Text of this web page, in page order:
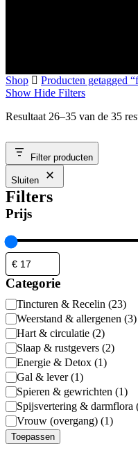
Shop Producten getagged
Show Hide Filters
Resultaat 26–35 van de 35
Close
FiltersFilter producten
Sluiten
Filters
Prijs
Categorie
Categorie
Tincturen & Recelin (23)
Weerstand & allergenen (3)
Hart & circulatie (2)
Slaap & rustgevers (2)
Energie & Detox (1)
Gal & lever(1)
Spieren & gewrichten (1)
Spijsvertering & darmflora
Vrouw (overgang) (1)
Toepassen